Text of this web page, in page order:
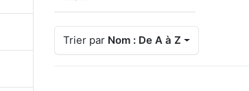
Trier par Nom : De A à Z